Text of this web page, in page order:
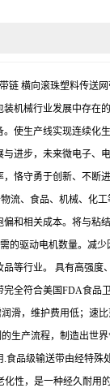
链 横向滚珠塑料传
机械行业发展中存
使生产线实现连续
进步，未来微电子
恪守勇于创新、不
、食品、机械、
相关成本。将与
驱动电机数量。
等行业。 具有高强
全符合美国FDA食
，维护费用低；
生产流程，制造出
品级输送带由经特
性，是一种经久耐